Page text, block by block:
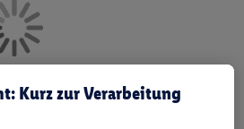
Kurz zur Verarbeitung